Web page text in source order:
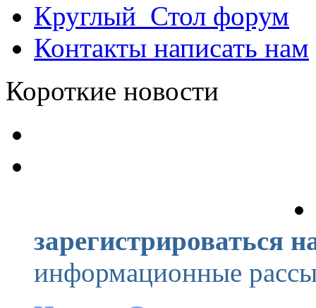
Круглый_Стол форум
Контакты написать нам
Короткие новости
зарегистрироваться
информационные